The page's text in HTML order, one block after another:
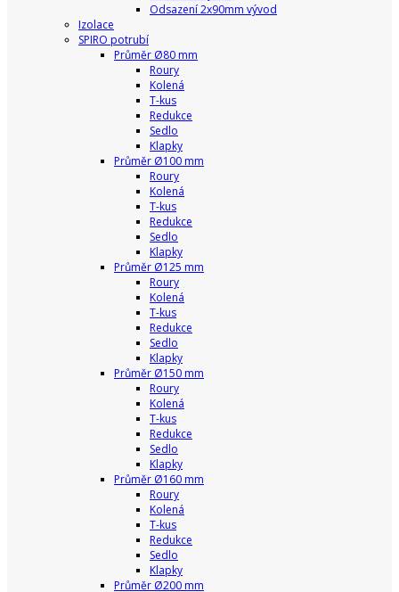
Odsazení 2x90mm vývod
Izolace
SPIRO potrubí
Průměr Ø80 mm
Roury
Kolená
T-kus
Redukce
Sedlo
Klapky
Průměr Ø100 mm
Roury
Kolená
T-kus
Redukce
Sedlo
Klapky
Průměr Ø125 mm
Roury
Kolená
T-kus
Redukce
Sedlo
Klapky
Průměr Ø150 mm
Roury
Kolená
T-kus
Redukce
Sedlo
Klapky
Průměr Ø160 mm
Roury
Kolená
T-kus
Redukce
Sedlo
Klapky
Průměr Ø200 mm